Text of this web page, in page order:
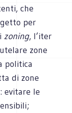
che
per
zoning, l’iter
zone
politica
di zone
evitare le